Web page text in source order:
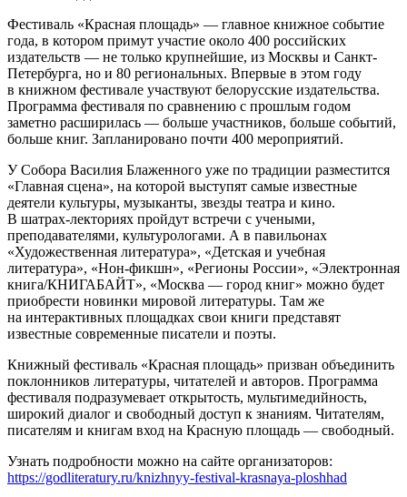
Фестиваль «Красная площадь» — главное книжное событие
года, в котором примут участие около 400 российских
издательств — не только крупнейшие, из Москвы и Санкт-
Петербурга, но и 80 региональных. Впервые в этом году
в книжном фестивале участвуют белорусские издательства.
Программа фестиваля по сравнению с прошлым годом
заметно расширилась — больше участников, больше событий,
больше книг. Запланировано почти 400 мероприятий.
У Собора Василия Блаженного уже по традиции разместится
«Главная сцена», на которой выступят самые известные
деятели культуры, музыканты, звезды театра и кино.
В шатрах-лекториях пройдут встречи с учеными,
преподавателями, культурологами. А в павильонах
«Художественная литература», «Детская и учебная
литература», «Нон-фикшн», «Регионы России», «Электронная
книга/КНИГАБАЙТ», «Москва — город книг» можно будет
приобрести новинки мировой литературы. Там же
на интерактивных площадках свои книги представят
известные современные писатели и поэты.
Книжный фестиваль «Красная площадь» призван объединить
поклонников литературы, читателей и авторов. Программа
фестиваля подразумевает открытость, мультимедийность,
широкий диалог и свободный доступ к знаниям. Читателям,
писателям и книгам вход на Красную площадь — свободный.
Узнать подробности можно на сайте организаторов:
https://godliteratury.ru/knizhnyy-festival-krasnaya-ploshhad